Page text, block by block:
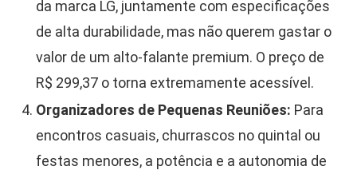
da marca LG, juntamente com especificações
de alta durabilidade, mas não querem gastar o
valor de um alto-falante premium. O preço de
R$ 299,37 o torna extremamente acessível.
Organizadores de Pequenas Reuniões: Para
encontros casuais, churrascos no quintal ou
festas menores, a potência e a autonomia de